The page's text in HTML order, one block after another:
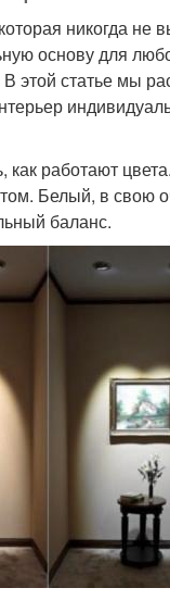
никогда не
основу для
этой статье мы
как работают
Белый, в свою
баланс.